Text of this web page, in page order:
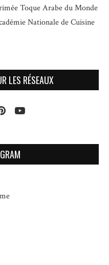
Toque Arabe du Monde
Nationale de Cuisine
LES RÉSEAUX